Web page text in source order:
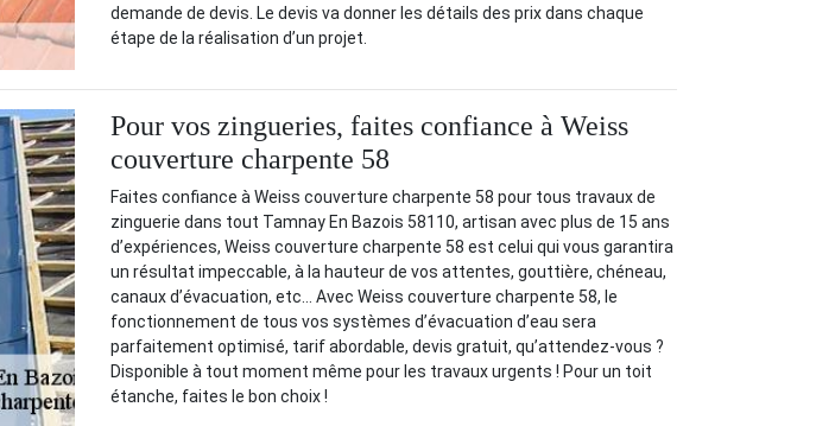
demande de devis. Le devis va donner les détails des prix dans chaque
étape de la réalisation d’un projet.
Pour vos zingueries, faites confiance à Weiss
couverture charpente 58
Faites confiance à Weiss couverture charpente 58 pour tous travaux de
zinguerie dans tout Tamnay En Bazois 58110, artisan avec plus de 15 ans
d’expériences, Weiss couverture charpente 58 est celui qui vous garantira
un résultat impeccable, à la hauteur de vos attentes, gouttière, chéneau,
canaux d’évacuation, etc… Avec Weiss couverture charpente 58, le
fonctionnement de tous vos systèmes d’évacuation d’eau sera
parfaitement optimisé, tarif abordable, devis gratuit, qu’attendez-vous ?
Disponible à tout moment même pour les travaux urgents ! Pour un toit
étanche, faites le bon choix !